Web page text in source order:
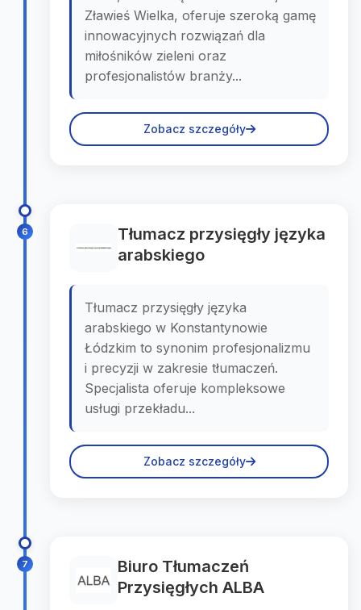
Zławieś Wielka, oferuje szeroką gamę
innowacyjnych rozwiązań dla
miłośników zieleni oraz
profesjonalistów branży...
Zobacz szczegóły
6
Tłumacz przysięgły języka
arabskiego
Tłumacz przysięgły języka
arabskiego w Konstantynowie
Łódzkim to synonim profesjonalizmu
i precyzji w zakresie tłumaczeń.
Specjalista oferuje kompleksowe
usługi przekładu...
Zobacz szczegóły
7
Biuro Tłumaczeń
Przysięgłych ALBA